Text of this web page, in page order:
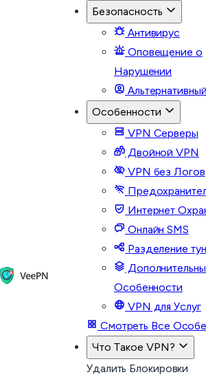
Безопасность
Антивирус
Оповещение о
Нарушении
Особенности
VPN Серверы
Двойной VPN
VPN без Логов
Интернет
Онлайн SMS
Разделение
Особенности
VPN для Услуг
Смотреть Все
Что Такое VPN?
Удалить Блокировки